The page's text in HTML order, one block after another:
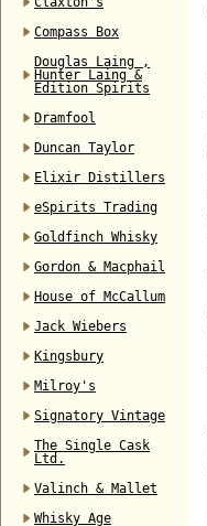
Compass Box
Douglas Laing ,
Hunter Laing &
Edition Spirits
Dramfool
Duncan Taylor
Elixir Distillers
eSpirits Trading
Goldfinch Whisky
Gordon & Macphail
House of McCallum
Jack Wiebers
Kingsbury
Milroy's
Signatory Vintage
The Single Cask
Ltd.
Valinch & Mallet
Whisky Age